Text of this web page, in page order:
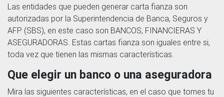
Las entidades que pueden generar carta fianza son
autorizadas por la Superintendencia de Banca, Seguros y
AFP (SBS), en este caso son BANCOS, FINANCIERAS Y
ASEGURADORAS. Estas cartas fianza son iguales entre si,
toda vez que tienen las mismas características.
Que elegir un banco o una aseguradora
Mira las siguientes características, en el caso que tomes tu